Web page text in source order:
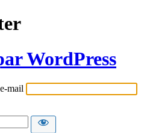
WordPress
mail